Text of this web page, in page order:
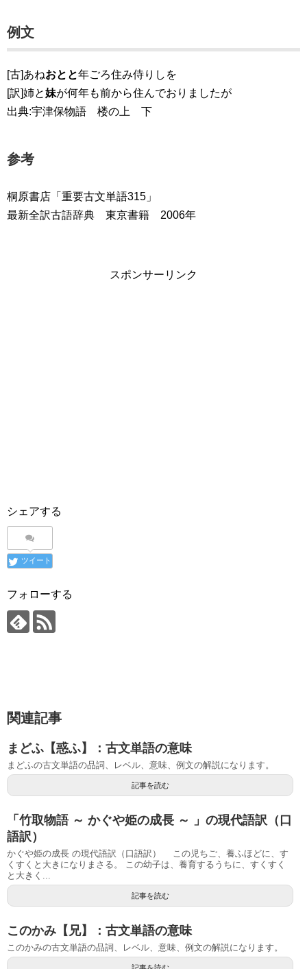
例文
[古]あねおとと年ごろ住み侍りしを
[訳]姉と妹が何年も前から住んでおりましたが
出典:宇津保物語 楼の上 下
参考
桐原書店「重要古文単語315」
最新全訳古語辞典 東京書籍 2006年
スポンサーリンク
シェアする
ツイート
フォローする
関連記事
まどふ【惑ふ】：古文単語の意味
まどふの古文単語の品詞、レベル、意味、例文の解説になります。
記事を読む
「竹取物語 ～ かぐや姫の成長 ～ 」の現代語訳（口
語訳）
かぐや姫の成長 の現代語訳（口語訳） この児ちご、養ふほどに、す
くすくと大きになりまさる。 この幼子は、養育するうちに、すくすく
と大きく...
記事を読む
このかみ【兄】：古文単語の意味
このかみの古文単語の品詞、レベル、意味、例文の解説になります。